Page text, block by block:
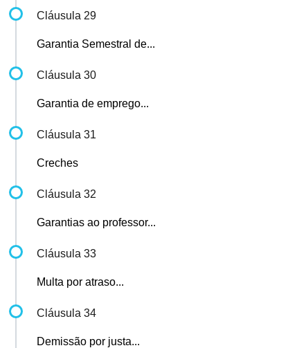
Cláusula 29
Garantia Semestral de...
Cláusula 30
Garantia de emprego...
Cláusula 31
Creches
Cláusula 32
Garantias ao professor...
Cláusula 33
Multa por atraso...
Cláusula 34
Demissão por justa...